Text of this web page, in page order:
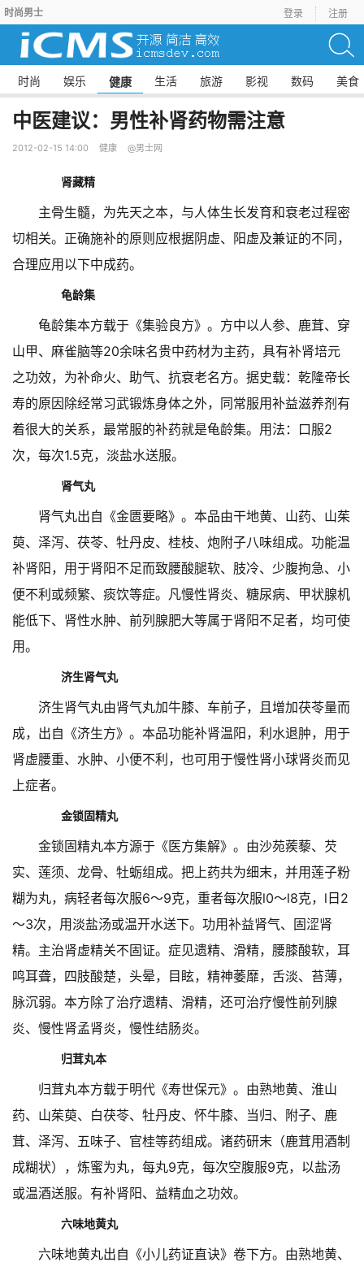
时尚男士 登录 注册
时尚 娱乐 健康 生活 旅游 影视 数码 美食
中医建议：男性补肾药物需注意
2012-02-15 14:00 健康 @男士网
肾藏精
主骨生髓，为先天之本，与人体生长发育和衰老过程密
切相关。正确施补的原则应根据阴虚、阳虚及兼证的不同，
合理应用以下中成药。
龟龄集
龟龄集本方载于《集验良方》。方中以人参、鹿茸、穿
山甲、麻雀脑等20余味名贵中药材为主药，具有补肾培元
之功效，为补命火、助气、抗衰老名方。据史载：乾隆帝长
寿的原因除经常习武锻炼身体之外，同常服用补益滋养剂有
着很大的关系，最常服的补药就是龟龄集。用法：口服2
次，每次1.5克，淡盐水送服。
肾气丸
肾气丸出自《金匮要略》。本品由干地黄、山药、山茱
萸、泽泻、茯苓、牡丹皮、桂枝、炮附子八味组成。功能温
补肾阳，用于肾阳不足而致腰酸腿软、肢冷、少腹拘急、小
便不利或频繁、痰饮等症。凡慢性肾炎、糖尿病、甲状腺机
能低下、肾性水肿、前列腺肥大等属于肾阳不足者，均可使
用。
济生肾气丸
济生肾气丸由肾气丸加牛膝、车前子，且增加茯苓量而
成，出自《济生方》。本品功能补肾温阳，利水退肿，用于
肾虚腰重、水肿、小便不利，也可用于慢性肾小球肾炎而见
上症者。
金锁固精丸
金锁固精丸本方源于《医方集解》。由沙苑蒺藜、芡
实、莲须、龙骨、牡蛎组成。把上药共为细末，并用莲子粉
糊为丸，病轻者每次服6～9克，重者每次服l0～l8克，l日2
～3次，用淡盐汤或温开水送下。功用补益肾气、固涩肾
精。主治肾虚精关不固证。症见遗精、滑精，腰膝酸软，耳
鸣耳聋，四肢酸楚，头晕，目眩，精神萎靡，舌淡、苔薄，
脉沉弱。本方除了治疗遗精、滑精，还可治疗慢性前列腺
炎、慢性肾孟肾炎，慢性结肠炎。
归茸丸本
归茸丸本方载于明代《寿世保元》。由熟地黄、淮山
药、山茱萸、白茯苓、牡丹皮、怀牛膝、当归、附子、鹿
茸、泽泻、五味子、官桂等药组成。诸药研末（鹿茸用酒制
成糊状），炼蜜为丸，每丸9克，每次空腹服9克，以盐汤
或温酒送服。有补肾阳、益精血之功效。
六味地黄丸
六味地黄丸出自《小儿药证直诀》卷下方。由熟地黄、